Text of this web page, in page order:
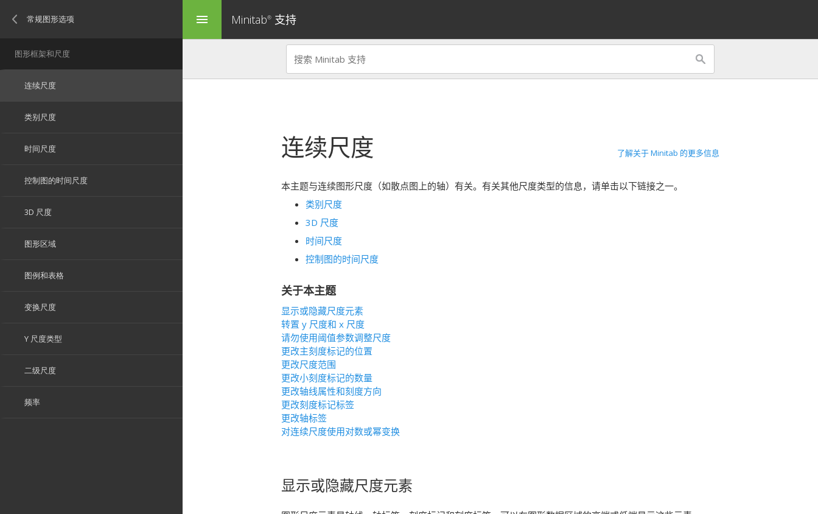
menu Minitab® 支持
连续尺度 了解关于 Minitab 的更多信息
本主题与连续图形尺度（如散点图上的轴）有关。有关其他尺度类型的信息，请单击以下链接之一。
类别尺度
3D 尺度
时间尺度
控制图的时间尺度
关于本主题
显示或隐藏尺度元素
转置 y 尺度和 x 尺度
请勿使用阈值参数调整尺度
更改主刻度标记的位置
更改尺度范围
更改小刻度标记的数量
更改轴线属性和刻度方向
更改刻度标记标签
更改轴标签
对连续尺度使用对数或幂变换
显示或隐藏尺度元素